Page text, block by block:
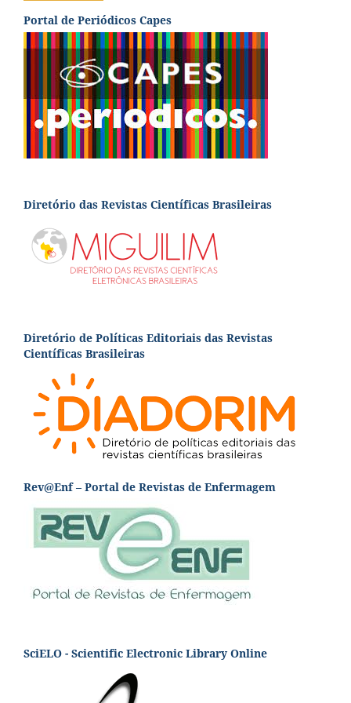
Portal de Periódicos Capes
Diretório das Revistas Científicas Brasileiras
Diretório de Políticas Editoriais das Revistas
Científicas Brasileiras
Rev@Enf – Portal de Revistas de Enfermagem
SciELO - Scientific Electronic Library Online